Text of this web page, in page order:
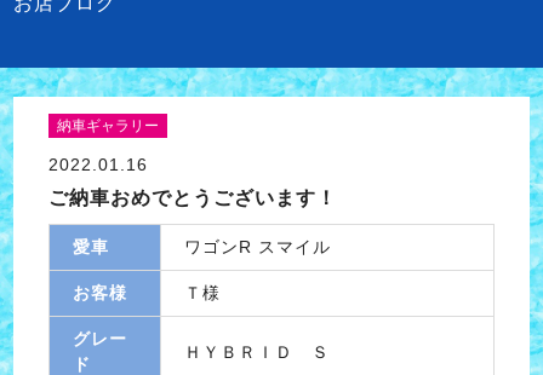
納車ギャラリー
2022.01.16
ご納車おめでとうございます！
愛車 ワゴンR スマイル
お客様 Ｔ様
グレー
ド
ＨＹＢＲＩＤ Ｓ